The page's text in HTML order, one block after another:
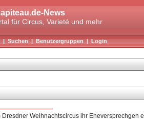
News
für Circus, Varieté und mehr
|Suchen|Benutzergruppen|Login
Weihnachtscircus ihr Eheversprechgen